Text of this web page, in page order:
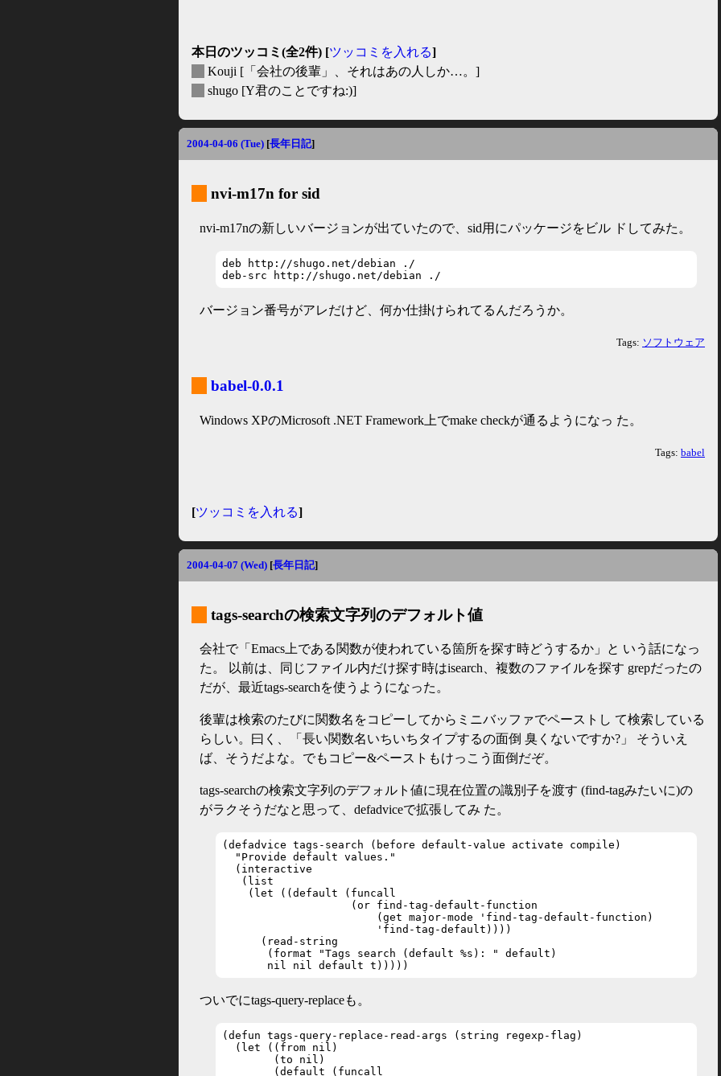
本日のツッコミ(全2件) [ツッコミを入れる]
Kouji [「会社の後輩」、それはあの人しか…。]
shugo [Y君のことですね:)]
2004-04-06 (Tue) [長年日記]
nvi-m17n for sid
nvi-m17nの新しいバージョンが出ていたので、sid用にパッケージをビル ドしてみた。
deb http://shugo.net/debian ./
deb-src http://shugo.net/debian ./
バージョン番号がアレだけど、何か仕掛けられてるんだろうか。
Tags: ソフトウェア
babel-0.0.1
Windows XPのMicrosoft .NET Framework上でmake checkが通るようになっ た。
Tags: babel
[ツッコミを入れる]
2004-04-07 (Wed) [長年日記]
tags-searchの検索文字列のデフォルト値
会社で「Emacs上である関数が使われている箇所を探す時どうするか」と いう話になっ
た。 以前は、同じファイル内だけ探す時はisearch、複数のファイルを探す grepだったの
だが、最近tags-searchを使うようになった。
後輩は検索のたびに関数名をコピーしてからミニバッファでペーストし て検索している
らしい。曰く、「長い関数名いちいちタイプするの面倒 臭くないですか?」 そういえ
ば、そうだよな。でもコピー&ペーストもけっこう面倒だぞ。
tags-searchの検索文字列のデフォルト値に現在位置の識別子を渡す (find-tagみたいに)の
がラクそうだなと思って、defadviceで拡張してみ た。
(defadvice tags-search (before default-value activate compile)
  "Provide default values."
  (interactive
   (list
    (let ((default (funcall
                    (or find-tag-default-function
                        (get major-mode 'find-tag-default-function)
                        'find-tag-default))))
      (read-string
       (format "Tags search (default %s): " default)
       nil nil default t)))))
ついでにtags-query-replaceも。
(defun tags-query-replace-read-args (string regexp-flag)
  (let ((from nil)
        (to nil)
        (default (funcall